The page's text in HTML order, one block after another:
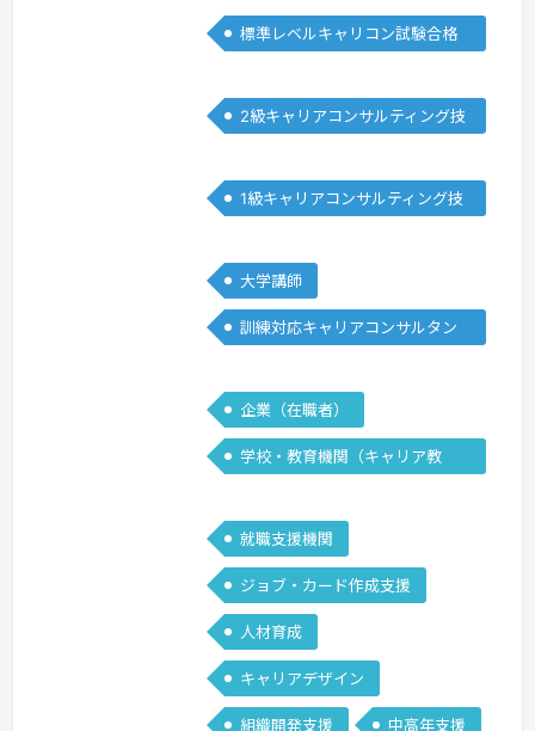
事業に参画し企業在職者のカウンセリン
っております。他方、国立大学、公立大
学でキャリア講座、キャリア支援を実
ます。強みは若年層からセカンドキャリ
標準レベルキャリコン試験合格
2級キャリアコンサルティング技
1級キャリアコンサルティング技
大学講師
訓練対応キャリアコンサルタン
企業（在職者）
学校・教育機関（キャリア教
就職支援機関
ジョブ・カード作成支援
人材育成
キャリアデザイン
組織開発支援 中高年支援